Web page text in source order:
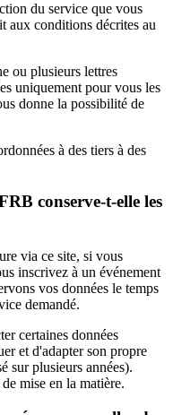
du service que vous
aux conditions décrites au
ou plusieurs lettres
uniquement pour vous les
donne la possibilité de
à des tiers à des
conserve-t-elle les
via ce site, si vous
inscrivez à un événement
vos données le temps
demandé.
certaines données
et d'adapter son propre
sur plusieurs années).
mise en la matière.